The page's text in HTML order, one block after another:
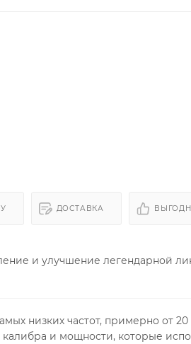
ДОСТАВКА
и улучшение легендарной
низких частот, примерно от 20
и мощности, которые